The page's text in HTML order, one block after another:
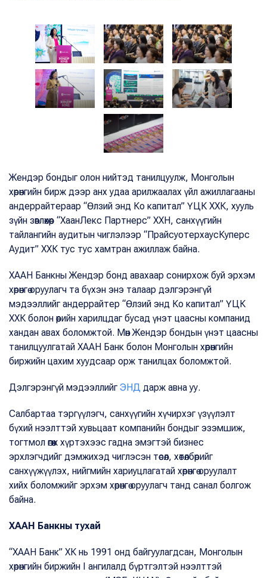
Жендэр бондыг олон нийтэд танилцуулж, Монголын
хөрөнгийн бирж дээр анх удаа арилжаалах үйл ажиллагааны
андеррайтераар “Өлзий энд Ко капитал” ҮЦК ХХК, хууль
зүйн зөвлөхөөр “ХаанЛекс Партнерс” ХХН, санхүүгийн
тайлангийн аудитын чиглэлээр “ПрайсуотерхаусКуперс
Аудит” ХХК тус тус хамтран ажиллаж байна.
ХААН Банкны Жендэр бонд авахаар сонирхож буй эрхэм
хөрөнгө оруулагч та бүхэн энэ талаар дэлгэрэнгүй
мэдээллийг андеррайтер “Өлзий энд Ко капитал” ҮЦК
ХХК болон өөрийн харилцдаг бусад үнэт цаасны компанид
хандан авах боломжтой. Мөн Жендэр бондын үнэт цаасны
танилцуулгатай ХААН Банк болон Монголын хөрөнгийн
биржийн цахим хуудсаар орж танилцах боломжтой.
Дэлгэрэнгүй мэдээллийг ЭНД дарж авна уу.
Салбартаа тэргүүлэгч, санхүүгийн хүчирхэг үзүүлэлт
бүхий нээлттэй хувьцаат компанийн бондыг эзэмшиж,
тогтмол өгөөж хүртэхээс гадна эмэгтэй бизнес
эрхлэгчдийг дэмжихэд чиглэсэн төсөл, хөтөлбөрийг
санхүүжүүлэх, нийгмийн хариуцлагатай хөрөнгө оруулалт
хийх боломжийг эрхэм хөрөнгө оруулагч танд санал болгож
байна.
ХААН Банкны тухай
“ХААН Банк” ХК нь 1991 онд байгуулагдсан, Монголын
хөрөнгийн биржийн I ангилалд бүртгэлтэй нээлттэй